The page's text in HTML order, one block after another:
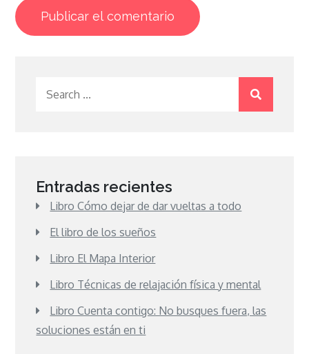
Entradas recientes
Libro Cómo dejar de dar vueltas a todo
El libro de los sueños
Libro El Mapa Interior
Libro Técnicas de relajación física y mental
Libro Cuenta contigo: No busques fuera, las
soluciones están en ti